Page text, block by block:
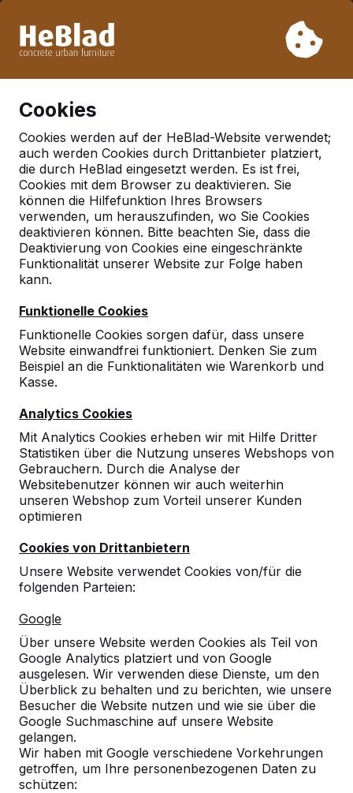
Woche 33 nicht. Bitte berücksichtigen Sie daher längere
Cookies
Cookies werden auf der HeBlad-Website verwendet;
auch werden Cookies durch Drittanbieter platziert,
die durch HeBlad eingesetzt werden. Es ist frei,
Cookies mit dem Browser zu deaktivieren. Sie
können die Hilfefunktion Ihres Browsers
verwenden, um herauszufinden, wo Sie Cookies
deaktivieren können. Bitte beachten Sie, dass die
Deaktivierung von Cookies eine eingeschränkte
Funktionalität unserer Website zur Folge haben
kann.
Funktionelle Cookies
Funktionelle Cookies sorgen dafür, dass unsere
Website einwandfrei funktioniert. Denken Sie zum
Beispiel an die Funktionalitäten wie Warenkorb und
Kasse.
Analytics Cookies
Mit Analytics Cookies erheben wir mit Hilfe Dritter
Statistiken über die Nutzung unseres Webshops von
Gebrauchern. Durch die Analyse der
Websitebenutzer können wir auch weiterhin
unseren Webshop zum Vorteil unserer Kunden
optimieren
Cookies von Drittanbietern
Unsere Website verwendet Cookies von/für die
folgenden Parteien:
Google
Über unsere Website werden Cookies als Teil von
Google Analytics platziert und von Google
ausgelesen. Wir verwenden diese Dienste, um den
Überblick zu behalten und zu berichten, wie unsere
Besucher die Website nutzen und wie sie über die
Google Suchmaschine auf unsere Website
gelangen.
Wir haben mit Google verschiedene Vorkehrungen
getroffen, um Ihre personenbezogenen Daten zu
schützen:
Kategorien
Picknicksets
Picknickset Standard
€ 1.850,00 exkl. MwSt.
Eine Variante auswählen: